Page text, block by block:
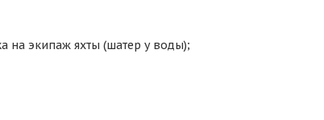
на экипаж яхты (шатер у воды);